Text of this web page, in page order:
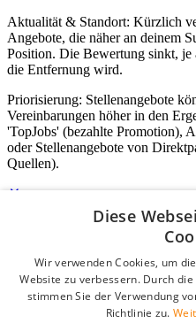
Aktualität & Standort: Kürzlich
Angebote, die näher an deinem
Position. Die Bewertung sinkt, je
die Entfernung wird.
Priorisierung: Stellenangebote
Vereinbarungen höher in den
'TopJobs' (bezahlte Promotion),
oder Stellenangebote von
Quellen).
Login für Unternehmen
E-Mail*
Passwort
Diese
Wir verwenden Cookies, um
Website zu verbessern. Durch
stimmen Sie der Verwendung
Richtlinie zu.